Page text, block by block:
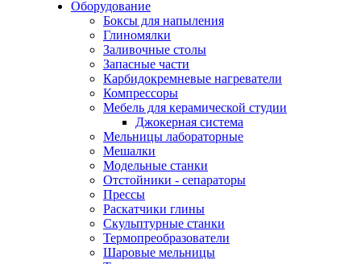
Оборудование
Боксы для напыления
Глиномялки
Заливочные столы
Запасные части
Карбидокремневые нагреватели
Компрессоры
Мебель для керамической студии
Джокерная система
Мельницы лабораторные
Мешалки
Модельные станки
Отстойники - сепараторы
Прессы
Раскатчики глины
Скульптурные станки
Термопреобразователи
Шаровые мельницы